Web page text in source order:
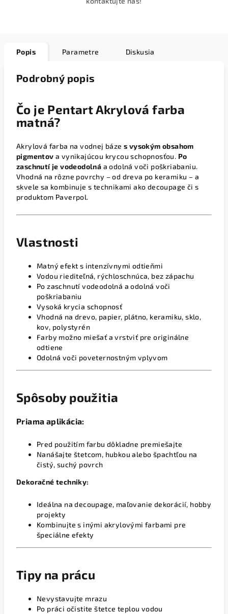
Popis Parametre Diskusia
Podrobný popis
Čo je Pentart Akrylová farba
matná?
Akrylová farba na vodnej báze s vysokým obsahom
pigmentov a vynikajúcou krycou schopnosťou. Po
zaschnutí je vodeodolná a odolná voči poškriabaniu.
Vhodná na rôzne povrchy – od dreva po keramiku – a
skvele sa kombinuje s technikami ako decoupage či s
produktom Paverpol.
Vlastnosti
Matný efekt s intenzívnymi odtieňmi
Vodou riediteľná, rýchloschnúca, bez zápachu
Po zaschnutí vodeodolná a odolná voči
poškriabaniu
Vysoká krycia schopnosť
Vhodná na drevo, papier, plátno, keramiku, sklo,
kov, polystyrén
Farby možno miešať a vrstviť pre originálne
odtiene
Odolná voči poveternostným vplyvom
Spôsoby použitia
Priama aplikácia:
Pred použitím farbu dôkladne premiešajte
Nanášajte štetcom, hubkou alebo špachtľou na
čistý, suchý povrch
Dekoračné techniky:
Ideálna na decoupage, maľovanie dekorácií, hobby
projekty
Kombinujte s inými akrylovými farbami pre
špeciálne efekty
Tipy na prácu
Nevystavujte mrazu
Po práci očistite štetce teplou vodou